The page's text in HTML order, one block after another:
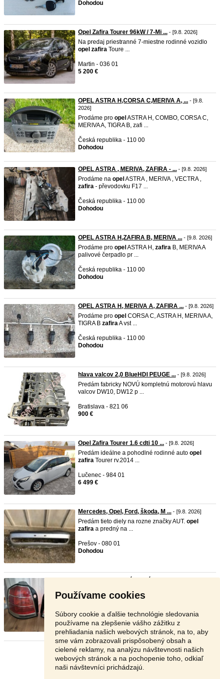
Používame cookies
Súbory cookie a ďalšie technológie sledovania
používame na zlepšenie vášho zážitku z
prehliadania našich webových stránok, na to, aby
sme vám zobrazovali prispôsobený obsah a
cielené reklamy, na analýzu návštevnosti našich
webových stránok a na pochopenie toho, odkiaľ
naši návštevníci prichádzajú.
Dohodou
Opel Zafira Tourer 96kW / 7-Mi ... - [9.8. 2026]
Na predaj priestranné 7-miestne rodinné vozidlo
opel zafira Toure ...
Martin - 036 01
5 200 €
OPEL ASTRA H,CORSA C,MERIVA A, ... - [9.8.
2026]
Prodáme pro opel ASTRA H, COMBO, CORSA C,
MERIVA A, TIGRA B, zafi ...
Česká republika - 110 00
Dohodou
OPEL ASTRA , MERIVA, ZAFIRA - ... - [9.8. 2026]
Prodáme na opel ASTRA , MERIVA , VECTRA ,
zafira - převodovku F17 ...
Česká republika - 110 00
Dohodou
OPEL ASTRA H,ZAFIRA B, MERIVA ... - [9.8. 2026]
Prodáme pro opel ASTRA H, zafira B, MERIVA A
palivové čerpadlo pr ...
Česká republika - 110 00
Dohodou
OPEL ASTRA H, MERIVA A, ZAFIRA ... - [9.8. 2026]
Prodáme pro opel CORSA C, ASTRA H, MERIVA A,
TIGRA B zafiraA vst ...
Česká republika - 110 00
Dohodou
hlava valcov 2,0 BlueHDI PEUGE ... - [9.8. 2026]
Predám fabricky NOVÚ kompletnú motorovú hlavu
valcov DW10, DW12 p ...
Bratislava - 821 06
900 €
Opel Zafira Tourer 1.6 cdti 10 ... - [9.8. 2026]
Predám ideálne a pohodlné rodinné auto opel
zafira Tourer rv.2014 ...
Lučenec - 984 01
6 499 €
Mercedes, Opel, Ford, škoda, M ... - [9.8. 2026]
Predám tieto diely na rozne značky AUT. opel
zafira a predný na ...
Prešov - 080 01
Dohodou
Ponúkam na predaj Originálne zadné svetlá na
opelmodelzafiraB ...
Michalovce - 071 01
Stránka: 1 2 3 Ďalšia